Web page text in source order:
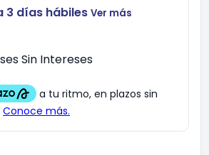
3 días hábiles Ver más
Sin Intereses